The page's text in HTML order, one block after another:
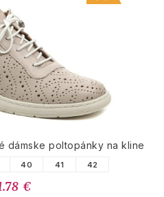
dámske poltopánky na kline
40 41 42
€